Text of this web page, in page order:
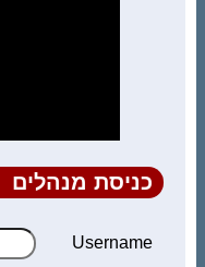
כניסת מנהלים
Username